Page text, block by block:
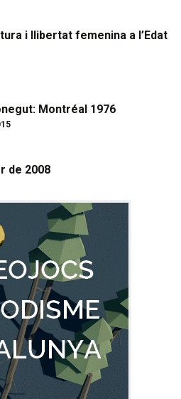
i llibertat femenina a l’Edat
Montréal 1976
de 2008